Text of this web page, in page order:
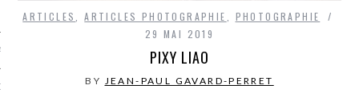
CARAVELLE
PODCAST
ARTICLES ,ARTICLES PHOTOGRAPHIE
PHOTOGRAPHIE
29 MAI 2019
PIXY LIAO
BY JEAN-PAUL GAVARD-PERRET